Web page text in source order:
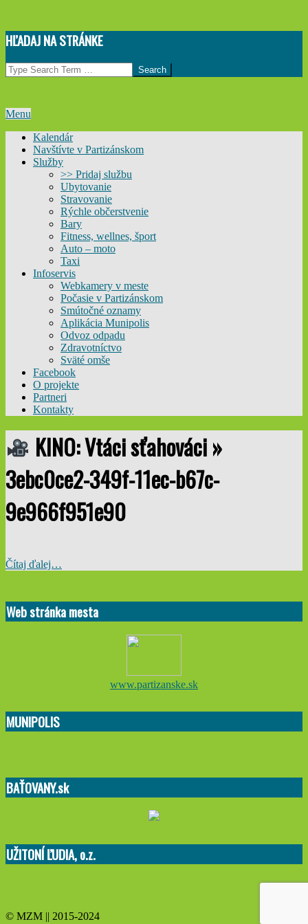
Skip
to
content
HĽADAJ NA STRÁNKE
Search
Primary
Menu
Menu
Kalendár
Navštívte v Partizánskom
Služby
>> Pridaj službu
Ubytovanie
Stravovanie
Rýchle občerstvenie
Bary
Fitness, wellnes, šport
Auto – moto
Taxi
Infoservis
Webkamery v meste
Počasie v Partizánskom
Smútočné oznamy
Aplikácia Munipolis
Odvoz odpadu
Zdravotníctvo
Sväté omše
Facebook
O projekte
Partneri
Kontakty
KINO: Vtáci sťahováci »
3ebc0ce2-349f-11ec-b67c-
9e966f951e90
Čítaj ďalej…
10-
31
Web stránka mesta
www.partizanske.sk
MUNIPOLIS
BAŤOVANY.sk
UŽITONÍ ĽUDIA, o.z.
© MZM || 2015-2024